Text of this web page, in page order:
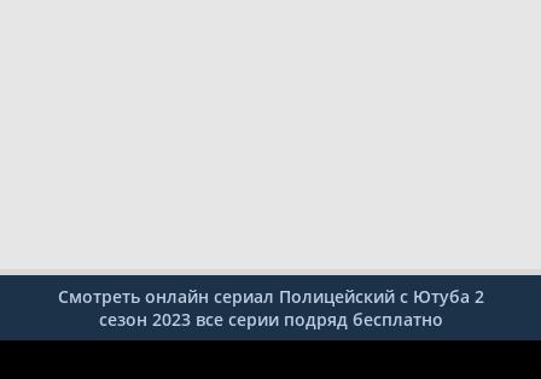
Смотреть онлайн сериал Полицейский с Ютуба 2
сезон 2023 все серии подряд бесплатно